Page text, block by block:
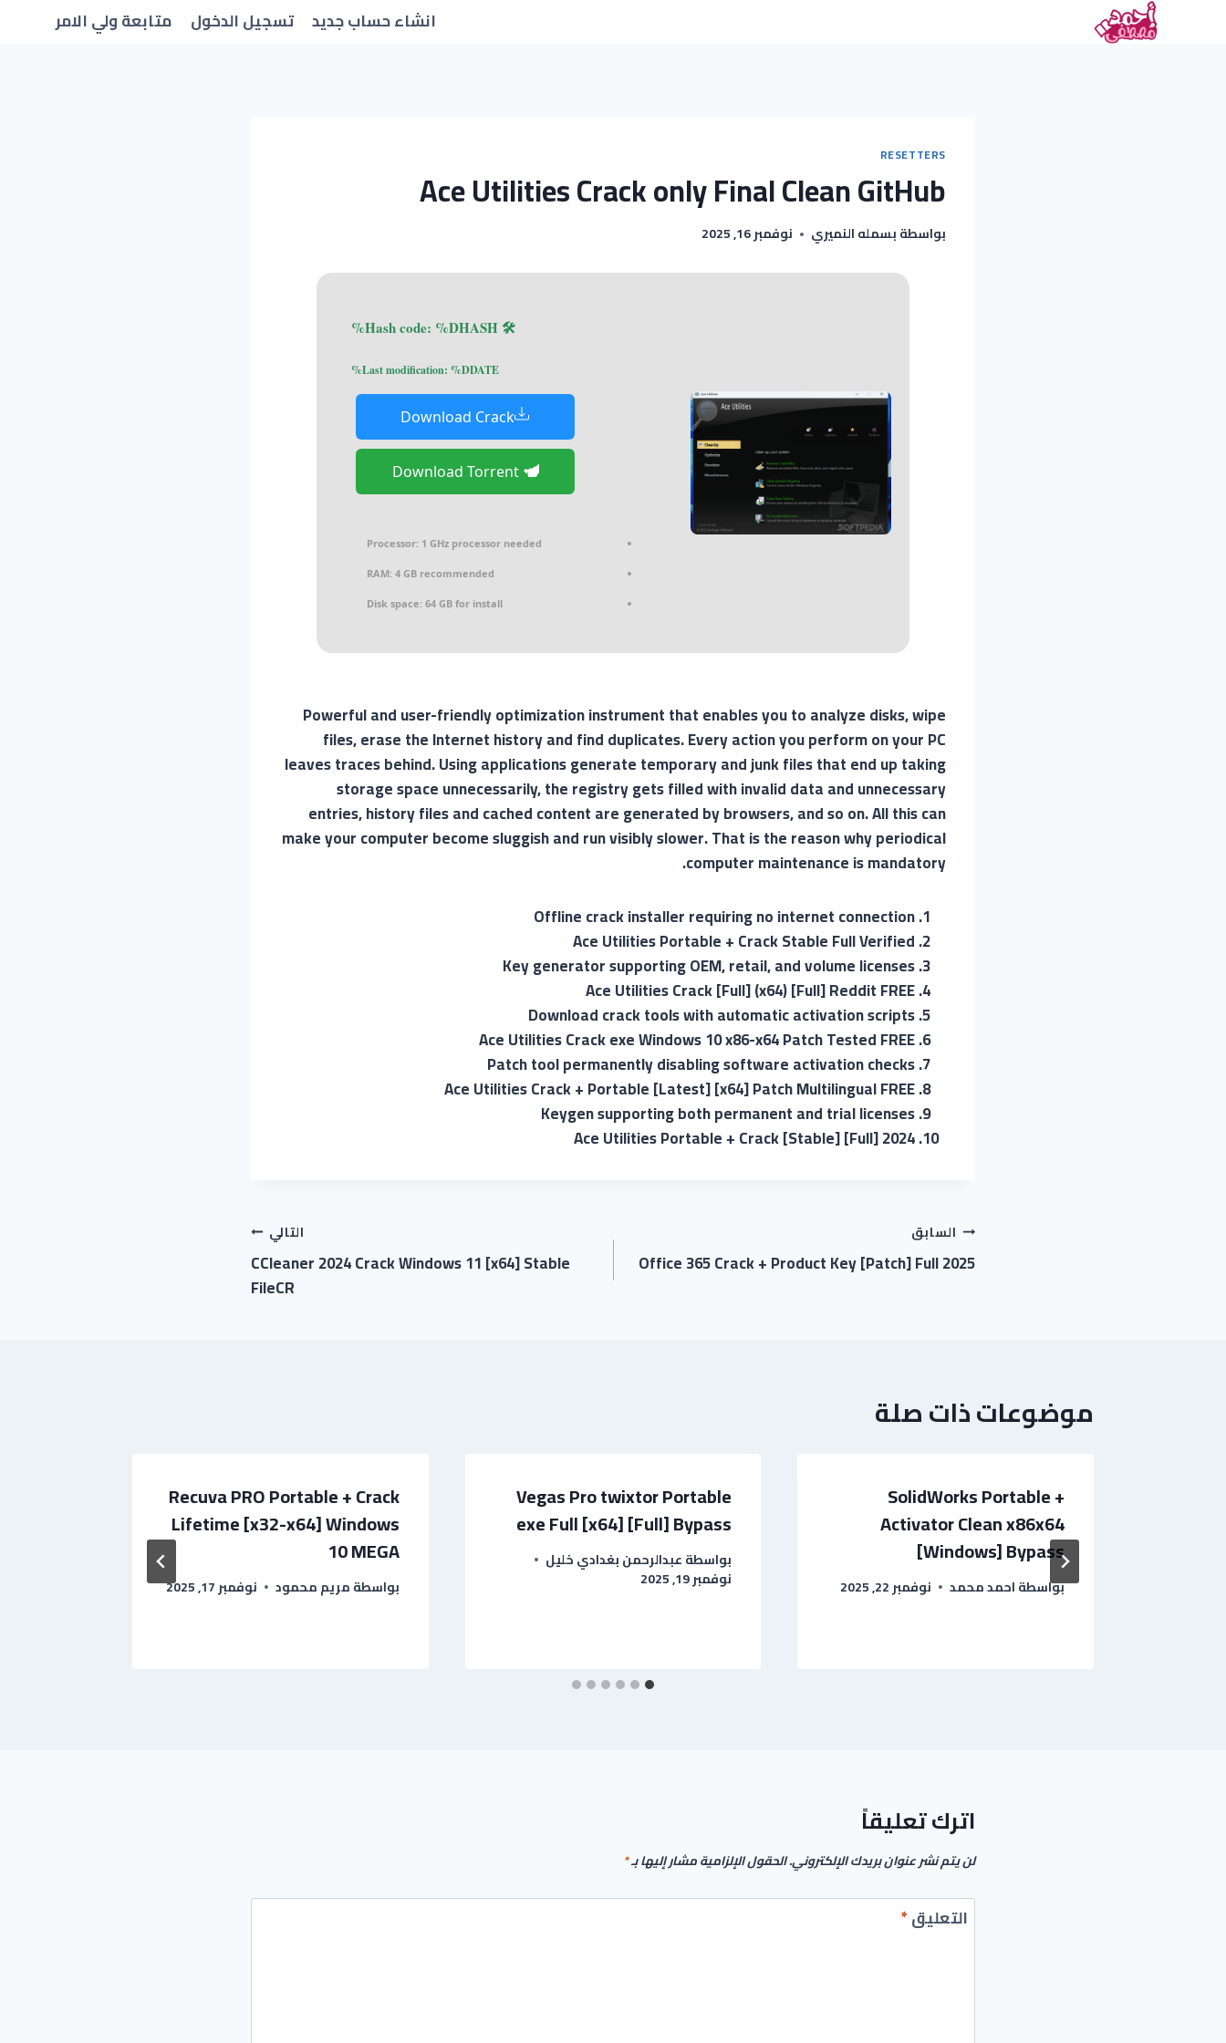
انشاء حساب جديد تسجيل الدخول متابعة ولي الامر
RESETTERS
Ace Utilities Crack only Final Clean GitHub
بواسطةبسمله النميري نوفمبر 16, 2025
🛠 Hash code: %DHASH%
Last modification: %DDATE%
Download Crack
Download Torrent
Processor: 1 GHz processor needed
RAM: 4 GB recommended
Disk space: 64 GB for install
Powerful and user-friendly optimization instrument that enables you to analyze disks, wipe
files, erase the Internet history and find duplicates. Every action you perform on your PC
leaves traces behind. Using applications generate temporary and junk files that end up taking
storage space unnecessarily, the registry gets filled with invalid data and unnecessary
entries, history files and cached content are generated by browsers, and so on. All this can
make your computer become sluggish and run visibly slower. That is the reason why periodical
computer maintenance is mandatory.
Offline crack installer requiring no internet connection
Ace Utilities Portable + Crack Stable Full Verified
Key generator supporting OEM, retail, and volume licenses
Ace Utilities Crack [Full] (x64) [Full] Reddit FREE
Download crack tools with automatic activation scripts
Ace Utilities Crack exe Windows 10 x86-x64 Patch Tested FREE
Patch tool permanently disabling software activation checks
Ace Utilities Crack + Portable [Latest] [x64] Patch Multilingual FREE
Keygen supporting both permanent and trial licenses
Ace Utilities Portable + Crack [Stable] [Full] 2024
السابق
Office 365 Crack + Product Key [Patch] Full 2025
التالي
CCleaner 2024 Crack Windows 11 [x64] Stable
FileCR
موضوعات ذات صلة
SolidWorks Portable +
Activator Clean x86x64
[Windows] Bypass
بواسطةاحمد محمد نوفمبر 22, 2025
Vegas Pro twixtor Portable
exe Full [x64] [Full] Bypass
بواسطةعبدالرحمن بغدادي خليل
نوفمبر 19, 2025
Recuva PRO Portable + Crack
Lifetime [x32-x64] Windows
10 MEGA
بواسطةمريم محمود نوفمبر 17, 2025
اترك تعليقاً
لن يتم نشر عنوان بريدك الإلكتروني.الحقول الإلزامية مشار إليها بـ*
التعليق*